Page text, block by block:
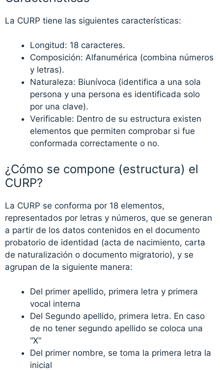
La CURP tiene las siguientes características:
Longitud: 18 caracteres.
Composición: Alfanumérica (combina números
y letras).
Naturaleza: Biunívoca (identifica a una sola
persona y una persona es identificada solo
por una clave).
Verificable: Dentro de su estructura existen
elementos que permiten comprobar si fue
conformada correctamente o no.
¿Cómo se compone (estructura) el
CURP?
La CURP se conforma por 18 elementos,
representados por letras y números, que se generan
a partir de los datos contenidos en el documento
probatorio de identidad (acta de nacimiento, carta
de naturalización o documento migratorio), y se
agrupan de la siguiente manera:
Del primer apellido, primera letra y primera
vocal interna
Del Segundo apellido, primera letra. En caso
de no tener segundo apellido se coloca una
“X”
Del primer nombre, se toma la primera letra la
inicial